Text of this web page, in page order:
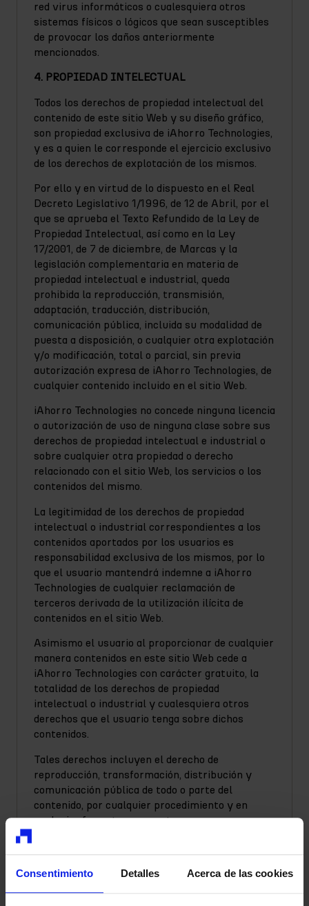
Consentimiento Detalles Acerca de las cookies
red virus informáticos o cualesquiera otros
sistemas físicos o lógicos que sean susceptibles
de provocar los daños anteriormente
mencionados.
4. PROPIEDAD INTELECTUAL
Todos los derechos de propiedad intelectual del
contenido de este sitio Web y su diseño gráfico,
son propiedad exclusiva de iAhorro Technologies,
y es a quien le corresponde el ejercicio exclusivo
de los derechos de explotación de los mismos.
Por ello y en virtud de lo dispuesto en el Real
Decreto Legislativo 1/1996, de 12 de Abril, por el
que se aprueba el Texto Refundido de la Ley de
Propiedad Intelectual, así como en la Ley
17/2001, de 7 de diciembre, de Marcas y la
legislación complementaria en materia de
propiedad intelectual e industrial, queda
prohibida la reproducción, transmisión,
adaptación, traducción, distribución,
comunicación pública, incluida su modalidad de
puesta a disposición, o cualquier otra explotación
y/o modificación, total o parcial, sin previa
autorización expresa de iAhorro Technologies, de
cualquier contenido incluido en el sitio Web.
iAhorro Technologies no concede ninguna licencia
o autorización de uso de ninguna clase sobre sus
derechos de propiedad intelectual e industrial o
sobre cualquier otra propiedad o derecho
relacionado con el sitio Web, los servicios o los
contenidos del mismo.
La legitimidad de los derechos de propiedad
intelectual o industrial correspondientes a los
contenidos aportados por los usuarios es
responsabilidad exclusiva de los mismos, por lo
que el usuario mantendrá indemne a iAhorro
Technologies de cualquier reclamación de
terceros derivada de la utilización ilícita de
contenidos en el sitio Web.
Asimismo el usuario al proporcionar de cualquier
manera contenidos en este sitio Web cede a
iAhorro Technologies con carácter gratuito, la
totalidad de los derechos de propiedad
intelectual o industrial y cualesquiera otros
derechos que el usuario tenga sobre dichos
contenidos.
Tales derechos incluyen el derecho de
reproducción, transformación, distribución y
comunicación pública de todo o parte del
contenido, por cualquier procedimiento y en
cualquier formatos o soportes.
iAhorro Technologies declara que ha adoptado las